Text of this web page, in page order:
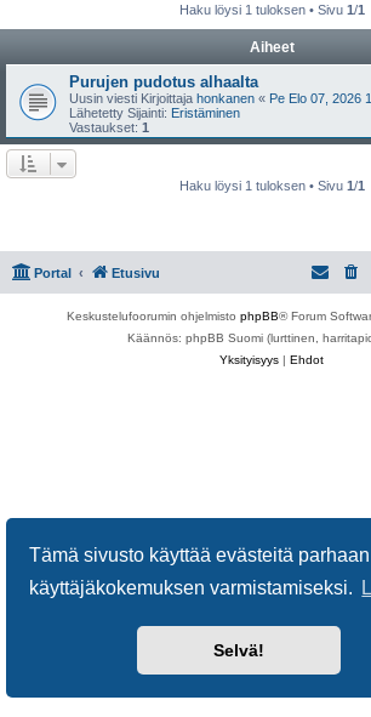
Tämä sivusto käyttää evästeitä parhaan
käyttäjäkokemuksen varmistamiseksi.
Selvä!
Haku löysi 1 tuloksen • Sivu 1/1
Aiheet
Purujen pudotus alhaalta
Uusin viesti Kirjoittaja honkanen « Pe Elo 07, 2026
Lähetetty Sijainti: Eristäminen
Vastaukset: 1
Haku löysi 1 tuloksen • Sivu 1/1
Portal Etusivu
Keskustelufoorumin ohjelmisto phpBB® Forum
Käännös: phpBB Suomi (lurttinen,
Yksityisyys | Ehdot